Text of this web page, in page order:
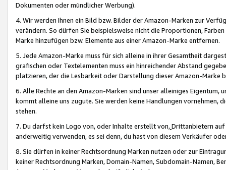
Dokumenten oder mündlicher Werbung).
4. Wir werden Ihnen ein Bild bzw. Bilder der Amazon-Marken zur
verändern. So dürfen Sie beispielsweise nicht die Proportionen,
Marke hinzufügen bzw. Elemente aus einer Amazon-Marke entfernen.
5. Jede Amazon-Marke muss für sich alleine in ihrer Gesamtheit
grafischen oder Textelementen muss ein hinreichender Abstand
platzieren, der die Lesbarkeit oder Darstellung dieser Amazon-Marke
6. Alle Rechte an den Amazon-Marken sind unser alleiniges
kommt alleine uns zugute. Sie werden keine Handlungen vornehmen,
stehen.
7. Du darfst kein Logo von, oder Inhalte erstellt von,Drittanbietern auf
anderweitig verwenden, es sei denn, du hast von diesem Verkäufer
8. Sie dürfen in keiner Rechtsordnung Marken nutzen oder zur
keiner Rechtsordnung Marken, Domain-Namen, Subdomain-Namen,